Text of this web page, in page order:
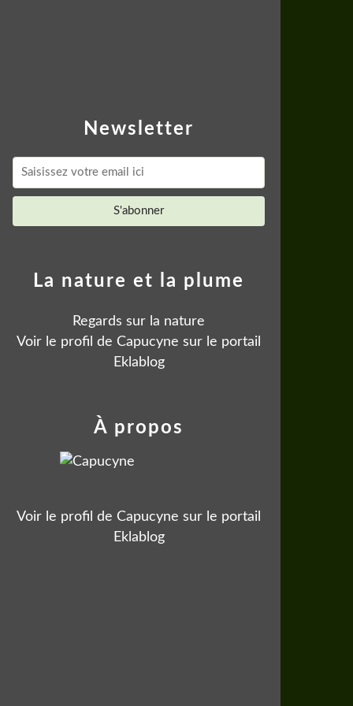
Newsletter
La nature et la plume
Regards sur la nature
Voir le profil de Capucyne sur le portail
Eklablog
À propos
Voir le profil de Capucyne sur le portail
Eklablog